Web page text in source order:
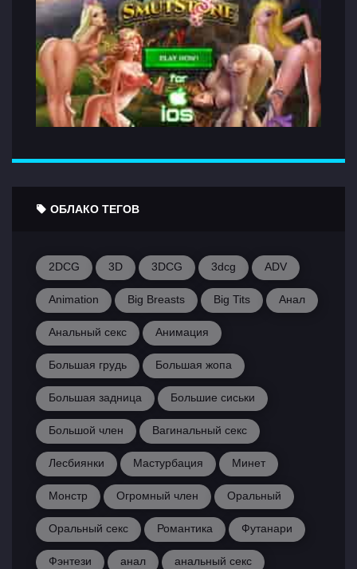
ОБЛАКО ТЕГОВ
2DCG 3D 3DCG 3dcg ADV
Animation Big Breasts Big Tits Анал
Анальный секс Анимация
Большая грудь Большая жопа
Большая задница Большие сиськи
Большой член Вагинальный секс
Лесбиянки Мастурбация Минет
Монстр Огромный член Оральный
Оральный секс Романтика Футанари
Фэнтези анал анальный секс